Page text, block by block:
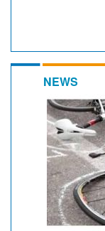
NEWS